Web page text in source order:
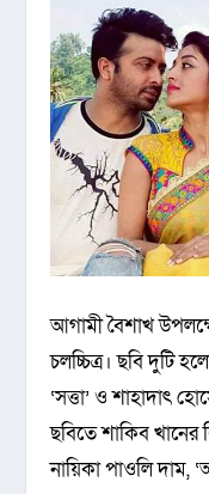
আগামী বৈশাখ
চলচ্চিত্র। ছবি দুটি
‘সত্তা’ ও শাহাদাৎ
ছবিতে শাকিব
নায়িকা পাওলি দাম,